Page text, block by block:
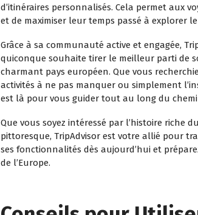
d’itinéraires personnalisés. Cela permet aux
et de maximiser leur temps passé à explorer
Grâce à sa communauté active et engagée,
quiconque souhaite tirer le meilleur parti de
charmant pays européen. Que vous
activités à ne pas manquer ou simplement
est là pour vous guider tout au long du
Que vous soyez intéressé par l’histoire riche
pittoresque, TripAdvisor est votre allié pour
ses fonctionnalités dès aujourd’hui et
de l’Europe.